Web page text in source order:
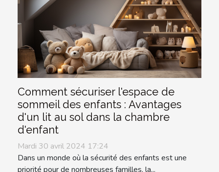
Comment sécuriser l'espace de
sommeil des enfants : Avantages
d'un lit au sol dans la chambre
d'enfant
Mardi 30 avril 2024 17:24
Dans un monde où la sécurité des enfants est une
priorité pour de nombreuses familles, la...